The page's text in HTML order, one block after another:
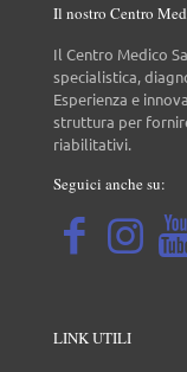
Il nostro Centro
Il Centro Medico
specialistica,
Esperienza e
struttura per
riabilitativi.
Seguici anche su:
LINK UTILI